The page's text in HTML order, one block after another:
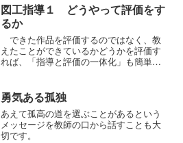
図工指導１ どうやって評価をす
るか
できた作品を評価するのではなく、教
えたことができているかどうかを評価す
れば、「指導と評価の一体化」も簡単に
勇気ある孤独
あえて孤高の道を選ぶことがあるという
メッセージを教師の口から話すことも大
切です。